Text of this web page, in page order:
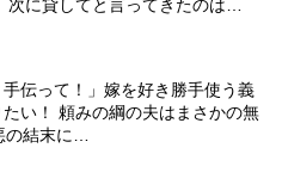
次に貸してと言ってきたのは…
手伝って！」嫁を好き勝手使う義
い！ 頼みの綱の夫はまさかの無
の結末に…